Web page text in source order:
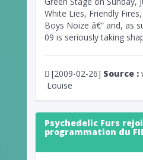
White Lies, Friendly
Boys Noize â€“ and, as
09 is seriously taking
[2009-02-26] Source :
Louise
Psychedelic Furs
programmation du